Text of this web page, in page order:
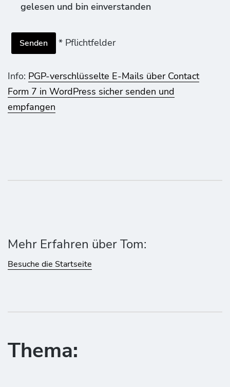
gelesen und bin einverstanden
* Pflichtfelder
Info: PGP-verschlüsselte E-Mails über Contact
Form 7 in WordPress sicher senden und
empfangen
Mehr Erfahren über Tom:
Besuche die Startseite
Thema: